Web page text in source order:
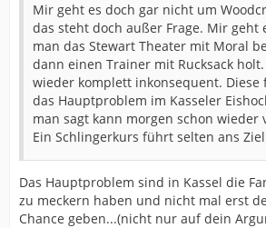
Mir geht es doch gar nicht um
das steht doch außer Frage. Mir geht
man das Stewart Theater mit Moral
dann einen Trainer mit Rucksack
wieder komplett inkonsequent. Diese
das Hauptproblem im Kasseler
man sagt kann morgen schon wieder
Ein Schlingerkurs führt selten ans
Das Hauptproblem sind in Kassel die
zu meckern haben und nicht mal erst
Chance geben...(nicht nur auf dein